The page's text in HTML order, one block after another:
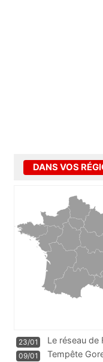
DANS VOS
23/01
Le réseau de
m
09/01
Tempête